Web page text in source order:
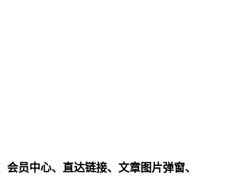
员中心、直达链接、文章图片弹窗、